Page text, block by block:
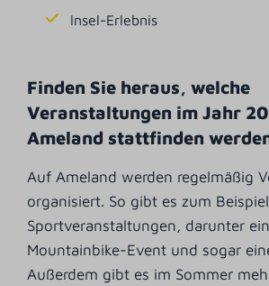
Insel-Erlebnis
Finden Sie heraus, welche
Veranstaltungen im Jahr
Ameland stattfinden
Auf Ameland werden regelmäßig
organisiert. So gibt es zum
Sportveranstaltungen, darunter
Mountainbike-Event und sogar
Außerdem gibt es im Sommer